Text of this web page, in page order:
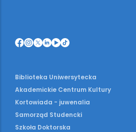
Biblioteka Uniwersytecka
Akademickie Centrum Kultury
Kortowiada - juwenalia
Samorząd Studencki
Szkoła Doktorska